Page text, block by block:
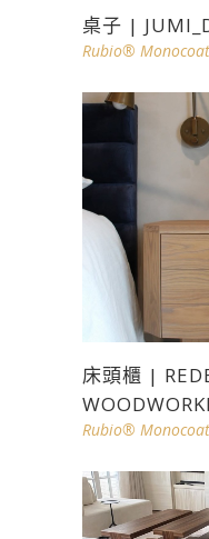
桌子 |
Rubio® Monocoat
床頭櫃 |
Rubio® Monocoat